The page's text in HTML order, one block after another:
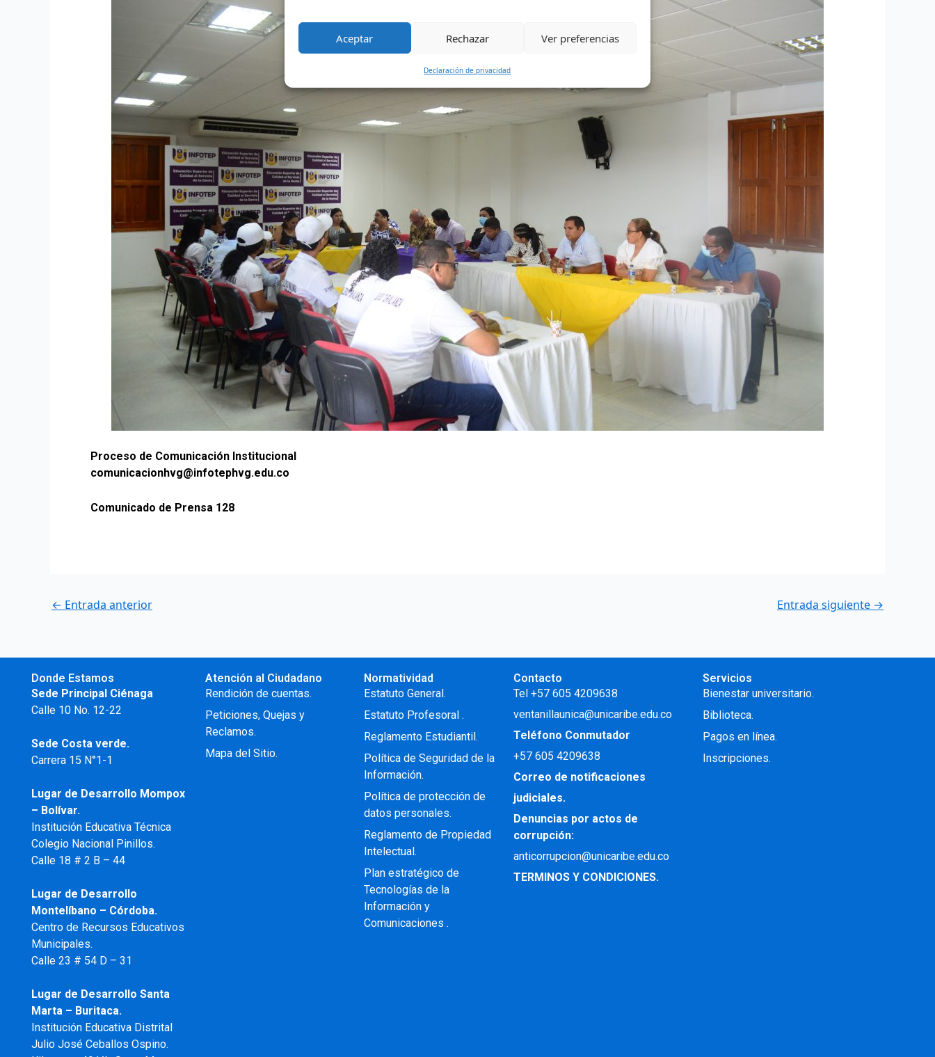
Aceptar Rechazar Ver preferencias
Declaración de privacidad
Proceso de Comunicación Institucional
comunicacionhvg@infotephvg.edu.co
Comunicado de Prensa 128
← Entrada anterior Entrada siguiente →
Donde Estamos
Sede Principal Ciénaga
Calle 10 No. 12-22
Sede Costa verde.
Carrera 15 N°1-1
Lugar de Desarrollo Mompox
– Bolívar.
Institución Educativa Técnica
Colegio Nacional Pinillos.
Calle 18 # 2 B – 44
Lugar de Desarrollo
Montelíbano – Córdoba.
Centro de Recursos Educativos
Municipales.
Calle 23 # 54 D – 31
Lugar de Desarrollo Santa
Marta – Buritaca.
Institución Educativa Distrital
Julio José Ceballos Ospino.
Atención al Ciudadano
Rendición de cuentas.
Peticiones, Quejas y
Reclamos.
Mapa del Sitio.
Normatividad
Estatuto General.
Estatuto Profesoral .
Reglamento Estudiantil.
Política de Seguridad de la
Información.
Política de protección de
datos personales.
Reglamento de Propiedad
Intelectual .
Plan estratégico de
Tecnologías de la
Información y
Comunicaciones .
Contacto
Tel +57 605 4209638
ventanillaunica@unicaribe.edu.co
Teléfono Conmutador
+57605 4209638
Correo de notificaciones
judiciales.
Denuncias por actos de
corrupción:
anticorrupcion@unicaribe.edu.co
TERMINOS Y CONDICIONES.
Servicios
Bienestar universitario.
Biblioteca.
Pagos en línea.
Inscripciones.